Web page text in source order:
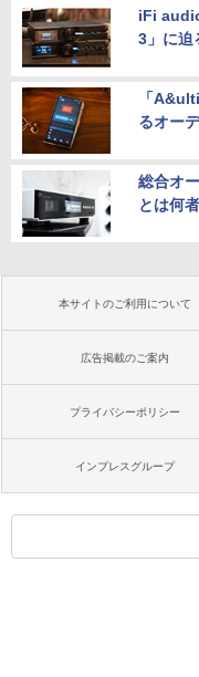
iFi
3」に迫
「
るオー
総合オ
とは何
本サイトのご利用について
広告掲載のご案内
プライバシーポリシー
インプレスグループ